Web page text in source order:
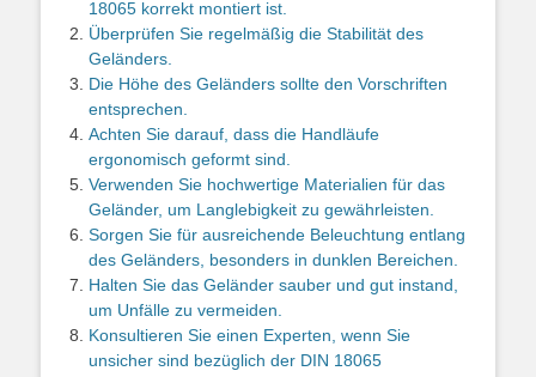
18065 korrekt montiert ist.
Überprüfen Sie regelmäßig die Stabilität des
Geländers.
Die Höhe des Geländers sollte den Vorschriften
entsprechen.
Achten Sie darauf, dass die Handläufe
ergonomisch geformt sind.
Verwenden Sie hochwertige Materialien für das
Geländer, um Langlebigkeit zu gewährleisten.
Sorgen Sie für ausreichende Beleuchtung entlang
des Geländers, besonders in dunklen Bereichen.
Halten Sie das Geländer sauber und gut instand,
um Unfälle zu vermeiden.
Konsultieren Sie einen Experten, wenn Sie
unsicher sind bezüglich der DIN 18065